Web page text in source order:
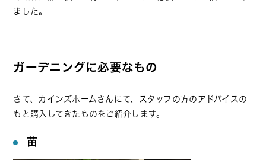
ました。
ガーデニングに必要なもの
さて、カインズホームさんにて、スタッフの方のアドバイスの
もと購入してきたものをご紹介します。
苗